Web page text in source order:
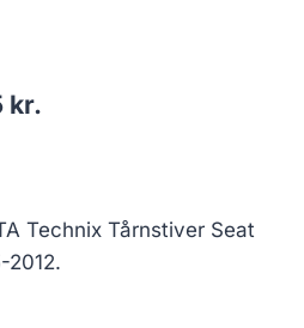
kr..
kr.
er:
509.15 kr..
Technix Tårnstiver Seat
2012.